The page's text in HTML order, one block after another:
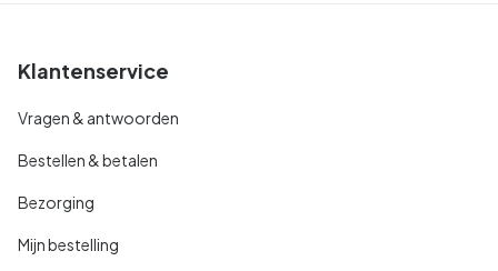
Klantenservice
Vragen & antwoorden
Bestellen & betalen
Bezorging
Mijn bestelling